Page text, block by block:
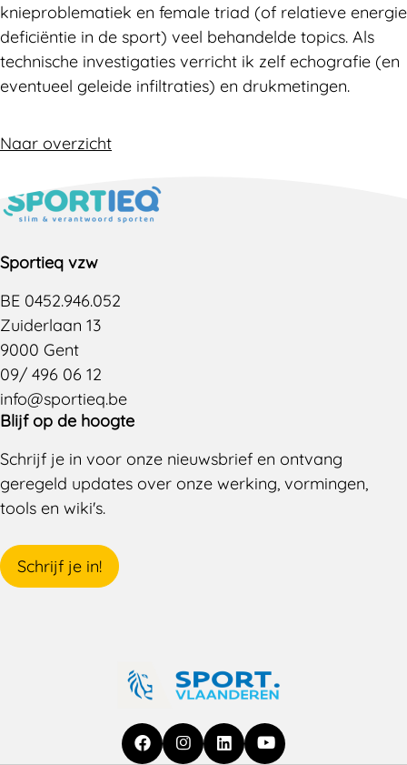
knieproblematiek en female triad (of relatieve energie
deficiëntie in de sport) veel behandelde topics. Als
technische investigaties verricht ik zelf echografie (en
eventueel geleide infiltraties) en drukmetingen.
Naar overzicht
Sportieq vzw
BE 0452.946.052
Zuiderlaan 13
9000 Gent
09/ 496 06 12
info@sportieq.be
Blijf op de hoogte
Schrijf je in voor onze nieuwsbrief en ontvang
geregeld updates over onze werking, vormingen,
tools en wiki's.
Schrijf je in!